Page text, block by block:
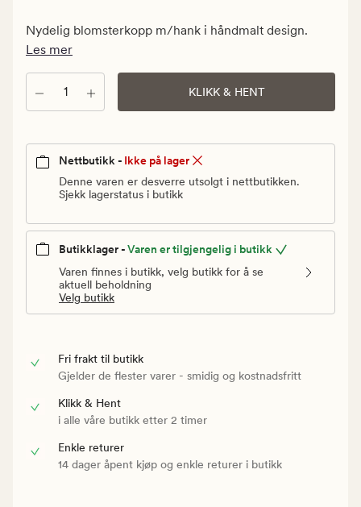
Vanlig
pris
60
kr
Nydelig blomsterkopp m/hank i håndmalt design.
Les mer
Antall KLIKK & HENT
Nettbutikk - Ikke på lager
Denne varen er desverre utsolgt i nettbutikken.
Sjekk lagerstatus i butikk
Butikklager -Varen er tilgjengelig i butikk
Varen finnes i butikk, velg butikk for å se
aktuell beholdning
Velg butikk
Fri frakt til butikk
Gjelder de flester varer - smidig og kostnadsfritt
Klikk & Hent
i alle våre butikk etter 2 timer
Enkle returer
14 dager åpent kjøp og enkle returer i butikk